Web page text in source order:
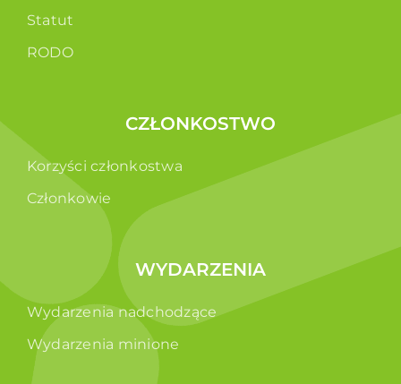
Statut
RODO
CZŁONKOSTWO
Korzyści członkostwa
Członkowie
WYDARZENIA
Wydarzenia nadchodzące
Wydarzenia minione